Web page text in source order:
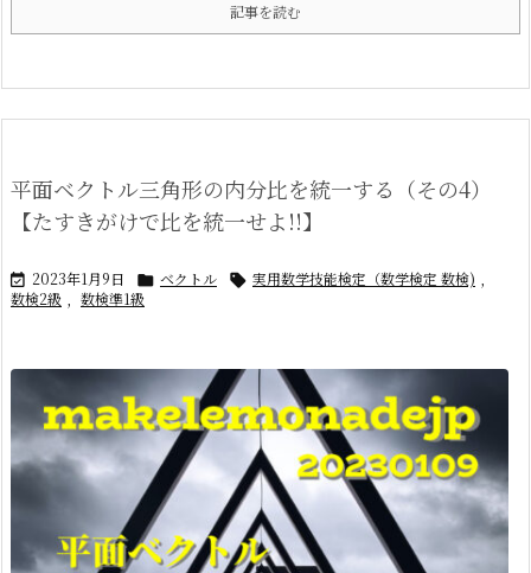
記事を読む
平面ベクトル三角形の内分比を統一する（その4）
【たすきがけで比を統一せよ!!】
 2023年1月9日  ベクトル  実用数学技能検定（数学検定 数検)
数検2級
数検準1級